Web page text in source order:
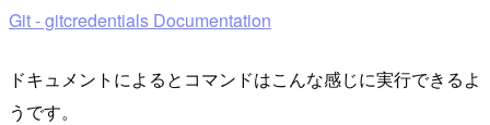
Git - gitcredentials Documentation
ドキュメントによるとコマンドはこんな感じに実行できるよ
うです。